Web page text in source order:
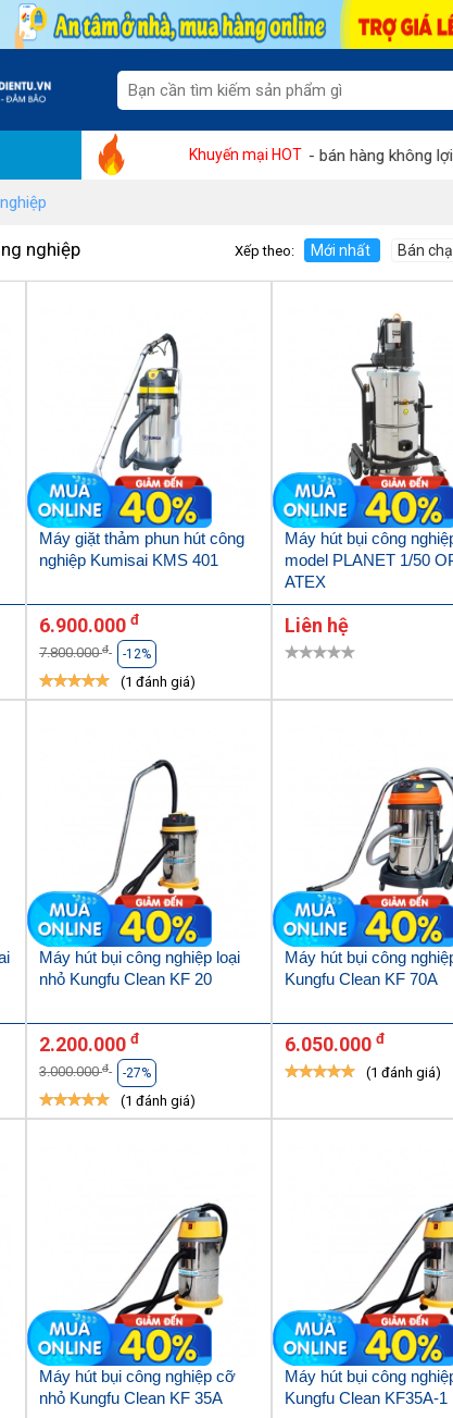
Khuyến mại HOT
tay đẩy lùi Covid: Tháng vàng - bán hàng không lợi nhuận
nghiệp Xếp theo: Mới nhất Bán
Máy giặt thảm phun hút công
nghiệp Kumisai KMS 401
6.900.000đ
7.800.000đ -12%
(1 đánh giá)
Máy hút bụi công
model PLANET 1/50
ATEX
Liên hệ
Máy hút bụi công nghiệp loại
nhỏ Kungfu Clean KF 20
2.200.000đ
3.000.000đ -27%
(1 đánh giá)
Máy hút bụi công
Kungfu Clean KF 70A
6.050.000đ
(1 đánh giá)
Máy hút bụi công nghiệp cỡ
nhỏ Kungfu Clean KF 35A
Máy hút bụi công
Kungfu Clean KF35A-1